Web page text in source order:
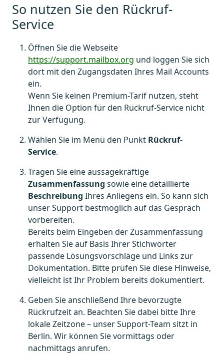
So nutzen Sie den Rückruf-
Service
Öffnen Sie die Webseite
https://support.mailbox.org und loggen Sie sich
dort mit den Zugangsdaten Ihres Mail Accounts
ein.
Wenn Sie keinen Premium-Tarif nutzen, steht
Ihnen die Option für den Rückruf-Service nicht
zur Verfügung.
Wählen Sie im Menü den Punkt Rückruf-
Service.
Tragen Sie eine aussagekräftige
Zusammenfassung sowie eine detaillierte
Beschreibung Ihres Anliegens ein. So kann sich
unser Support bestmöglich auf das Gespräch
vorbereiten.
Bereits beim Eingeben der Zusammenfassung
erhalten Sie auf Basis Ihrer Stichwörter
passende Lösungsvorschläge und Links zur
Dokumentation. Bitte prüfen Sie diese Hinweise,
vielleicht ist Ihr Problem bereits dokumentiert.
Geben Sie anschließend Ihre bevorzugte
Rückrufzeit an. Beachten Sie dabei bitte Ihre
lokale Zeitzone – unser Support-Team sitzt in
Berlin. Wir können Sie vormittags oder
nachmittags anrufen.